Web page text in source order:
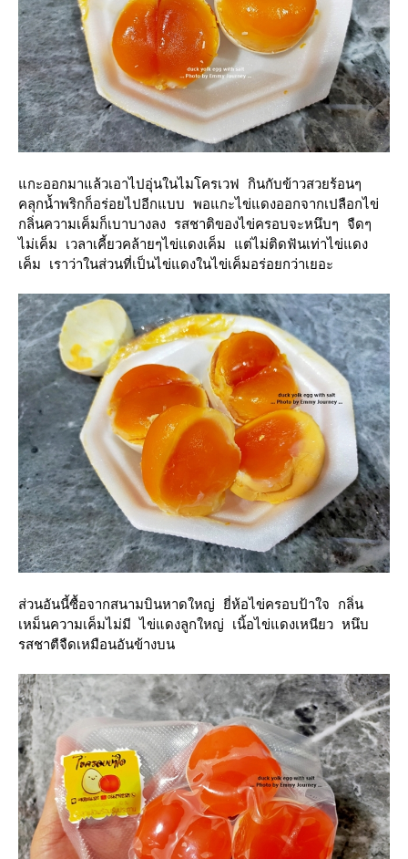
กะออกมาแล้วเอาไปอุ่นในไมโครเวฟ กินกับข้าวสวยร้อนๆ
คลุกน้ำพริกก็อร่อยไปอีกแบบ พอแกะไข่แดงออกจากเปลือกไข่
กลิ่นความเค็มก็เบาบางลง รสชาติของไข่ครอบจะหนึบๆ จืดๆ
ไม่เค็ม เวลาเคี้ยวคล้ายๆไข่แดงเค็ม แต่ไม่ติดฟันเท่าไข่แดง
เค็ม เราว่าในส่วนที่เป็นไข่แดงในไข่เค็มอร่อยกว่าเยอะ
ส่วนอันนี้ซื้อจากสนามบินหาดใหญ่ ยี่ห้อไข่ครอบป้าใจ กลิ่น
เหม็นความเค็มไม่มี ไข่แดงลูกใหญ่ เนิ้อไข่แดงเหนียว หนึบ
รสชาตืจืดเหมือนอันข้างบน